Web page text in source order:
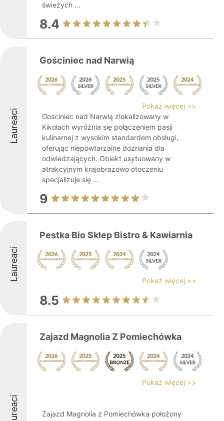
świeżych ...
8.4
Laureaci
Gościniec nad Narwią
Pokaż więcej >>
Gościniec nad Narwią zlokalizowany w
Kikołach wyróżnia się połączeniem pasji
kulinarnej z wysokim standardem obsługi,
oferując niepowtarzalne doznania dla
odwiedzających. Obiekt usytuowany w
atrakcyjnym krajobrazowo otoczeniu
specjalizuje się ...
9
Laureaci
Pestka Bio Sklep Bistro & Kawiarnia
Pokaż więcej >>
8.5
Laureaci
Zajazd Magnolia Z Pomiechówka
Pokaż więcej >>
Zajazd Magnolia z Pomiechówka położony